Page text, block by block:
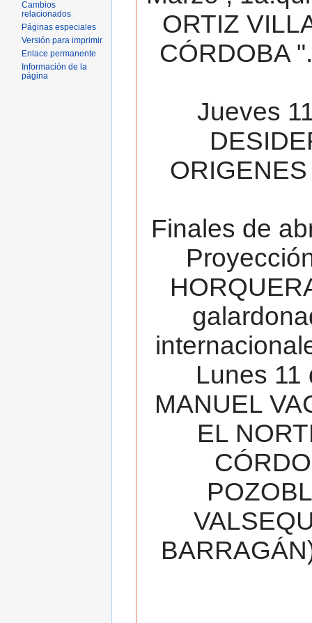
ORTIZ
CÓRDOBA
Jueves
Finales de
Lunes 11
MANUEL
EL
Cambios
relacionados
Páginas especiales
Versión para imprimir
Enlace permanente
Información de la
página